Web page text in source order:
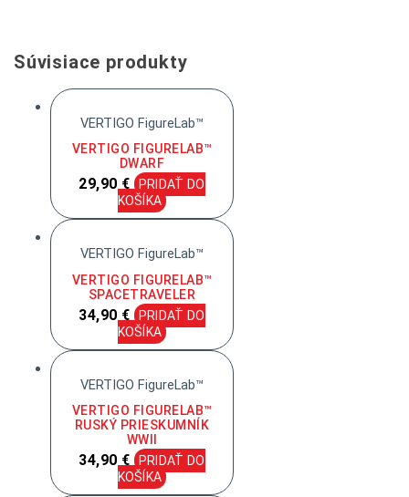
Súvisiace produkty
VERTIGO FigureLab™
VERTIGO FIGURELAB™
DWARF
29,90 €
PRIDAŤ DO
KOŠÍKA
VERTIGO FigureLab™
VERTIGO FIGURELAB™
SPACETRAVELER
34,90 €
PRIDAŤ DO
KOŠÍKA
VERTIGO FigureLab™
VERTIGO FIGURELAB™
RUSKÝ PRIESKUMNÍK
WWII
34,90 €
PRIDAŤ DO
KOŠÍKA